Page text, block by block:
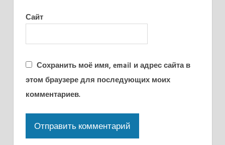
Сайт
Сохранить моё имя, email и адрес сайта в
этом браузере для последующих моих
комментариев.